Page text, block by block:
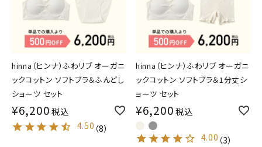
hinna（ヒンナ）ふわリブ オーガニ
ックコットン ソフトブラ＆ふんどし
ショーツ セット
¥6,200 税込
4.50 （8）
hinna（ヒンナ）ふわリブ オーガニ
ックコットン ソフトブラ＆1分丈シ
ョーツ セット
¥6,200 税込
4.00 （3）